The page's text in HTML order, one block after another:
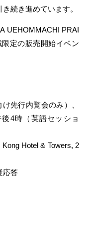
続き進めています。
UEHOMMACHI PRAI
定の販売開始イベン
先行内覧会のみ）、
4時（英語セッショ
Hotel & Towers, 2
応答